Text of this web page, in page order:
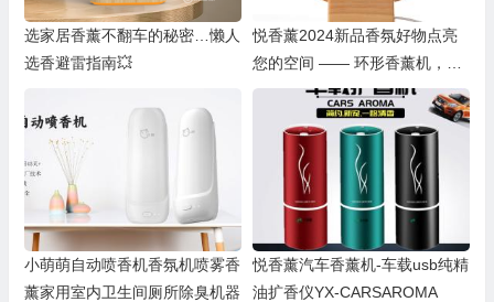
选家居香薰不翻车的秘密…懒人
选香避雷指南💥
悦香薰2024新品香氛好物点亮
您的空间 —— 环形香薰机，手
工吹制玻璃艺术与自然香氛的美
小萌萌自动喷香机香氛机喷雾香
薰家用室内卫生间厕所除臭机器
悦香薰汽车香薰机-车载usb纯精
油扩香仪YX-CARSAROMA